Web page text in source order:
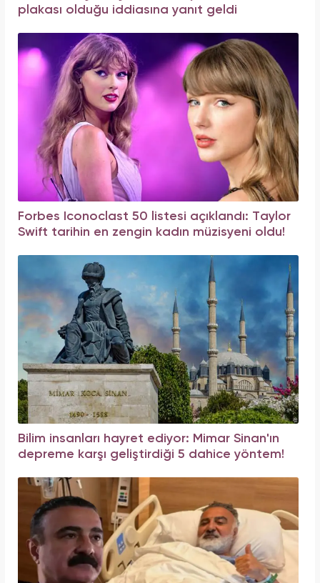
plakası olduğu iddiasına yanıt geldi
Forbes Iconoclast 50 listesi açıklandı: Taylor
Swift tarihin en zengin kadın müzisyeni oldu!
Bilim insanları hayret ediyor: Mimar Sinan'ın
depreme karşı geliştirdiği 5 dahice yöntem!